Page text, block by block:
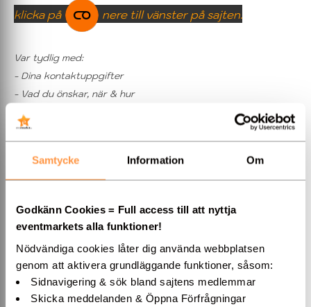
Samtycke Information Om
Godkänn Cookies = Full access till att nyttja
eventmarkets alla funktioner!
Nödvändiga cookies låter dig använda webbplatsen
genom att aktivera grundläggande funktioner, såsom:
Sidnavigering & sök bland sajtens medlemmar
Skicka meddelanden & Öppna Förfrågningar
klicka på
nere till vänster på sajten.
Var tydlig med:
- Dina kontaktuppgifter
- Vad du önskar, när & hur
- B
- antal gäster...
OBS!Detta formulär får INTEnyttjas för reklam eller andra
säljerbjudanden!
Företag (alt. privat)